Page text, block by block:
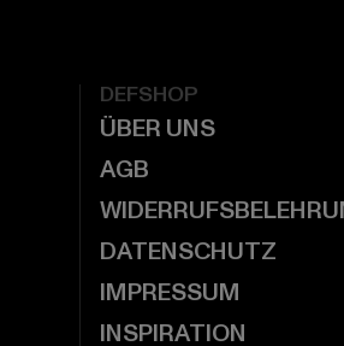
DEFSHOP
ÜBER UNS
AGB
DATENSCHUTZ
IMPRESSUM
INSPIRATION